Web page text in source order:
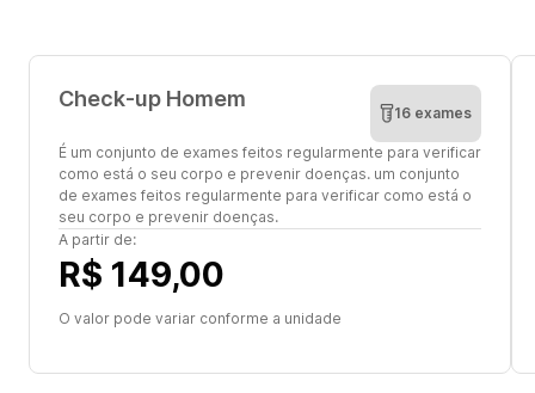
Check-up Homem
16 exames
É um conjunto de exames feitos regularmente para verificar
como está o seu corpo e prevenir doenças. um conjunto
de exames feitos regularmente para verificar como está o
seu corpo e prevenir doenças.
A partir de:
R$ 149,00
O valor pode variar conforme a unidade